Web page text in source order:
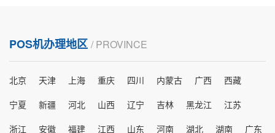
POS机办理地区 / PROVINCE
北京 天津 上海 重庆 四川 内蒙古 广西
西藏
宁夏
新疆 河北 山西 辽宁 吉林 黑龙江
江苏
浙江
安徽 福建 江西 山东 河南 湖北 湖南 广东